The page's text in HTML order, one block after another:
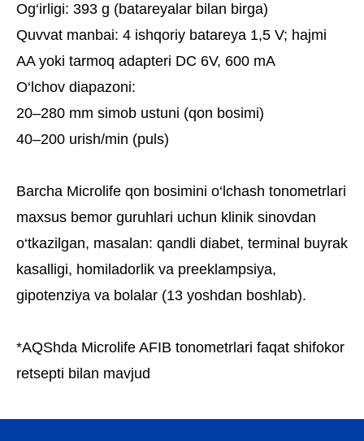
Og‘irligi: 393 g (batareyalar bilan birga)
Quvvat manbai: 4 ishqoriy batareya 1,5 V; hajmi
AA yoki tarmoq adapteri DC 6V, 600 mA
O‘lchov diapazoni:
20–280 mm simob ustuni (qon bosimi)
40–200 urish/min (puls)
Barcha Microlife qon bosimini o‘lchash tonometrlari
maxsus bemor guruhlari uchun klinik sinovdan
o‘tkazilgan, masalan: qandli diabet, terminal buyrak
kasalligi, homiladorlik va preeklampsiya,
gipotenziya va bolalar (13 yoshdan boshlab).
*AQShda Microlife AFIB tonometrlari faqat shifokor
retsepti bilan mavjud